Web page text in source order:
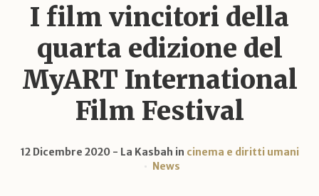
I film vincitori della
quarta edizione del
MyART International
Film Festival
12 Dicembre 2020 La Kasbah in cinema e diritti umani
News